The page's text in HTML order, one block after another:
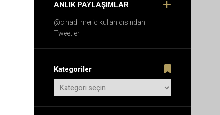
ANLIK PAYLAŞIMLAR
@cihad_meric kullanıcısından
Tweetler
Kategoriler